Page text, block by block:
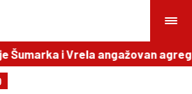
i Vrela angažovan agregat